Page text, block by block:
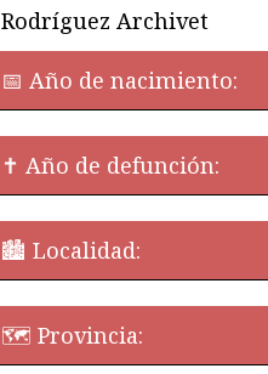
Rodríguez Archivet
📅 Año de nacimiento:
✝ Año de defunción:
🏙️ Localidad:
🗺 Provincia: